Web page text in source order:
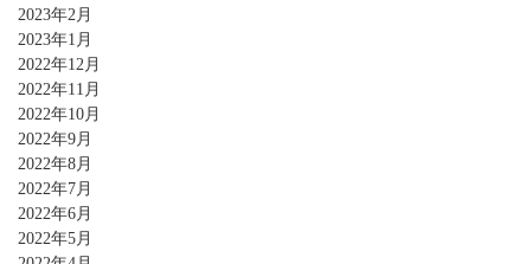
2023年2月
2023年1月
2022年12月
2022年11月
2022年10月
2022年9月
2022年8月
2022年7月
2022年6月
2022年5月